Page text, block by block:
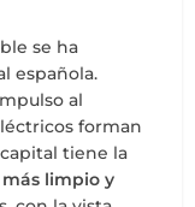
se ha
española.
al
forman
tiene la
limpio y